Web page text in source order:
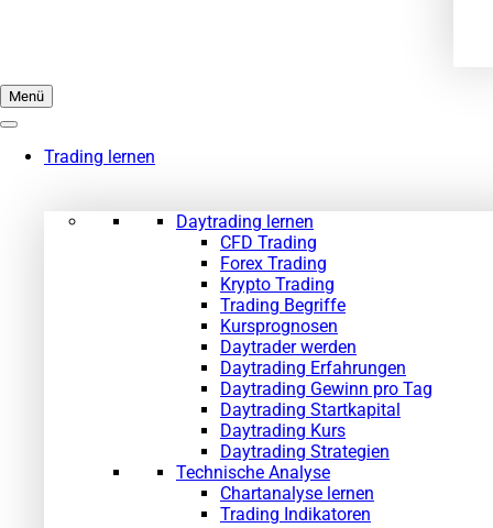
Menü
Trading lernen
Daytrading lernen
CFD Trading
Forex Trading
Krypto Trading
Trading Begriffe
Kursprognosen
Daytrader werden
Daytrading Erfahrungen
Daytrading Gewinn pro Tag
Daytrading Startkapital
Daytrading Kurs
Daytrading Strategien
Technische Analyse
Chartanalyse lernen
Trading Indikatoren